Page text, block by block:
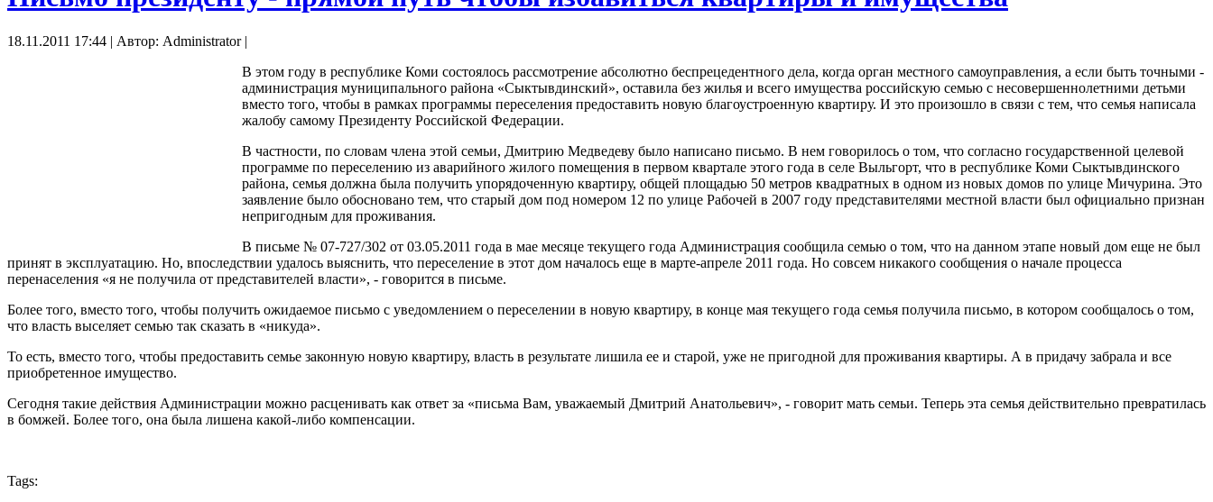
18.11.2011 17:44 | Автор: Administrator |
В этом году в республике Коми состоялось рассмотрение абсолютно беспрецедентного дела, когда орган местного самоуправления, а если быть точными -
администрация муниципального района «Сыктывдинский», оставила без жилья и всего имущества российскую семью с несовершеннолетними детьми
вместо того, чтобы в рамках программы переселения предоставить новую благоустроенную квартиру. И это произошло в связи с тем, что семья написала
жалобу самому Президенту Российской Федерации.
В частности, по словам члена этой семьи, Дмитрию Медведеву было написано письмо. В нем говорилось о том, что согласно государственной целевой
программе по переселению из аварийного жилого помещения в первом квартале этого года в селе Выльгорт, что в республике Коми Сыктывдинского
района, семья должна была получить упорядоченную квартиру, общей площадью 50 метров квадратных в одном из новых домов по улице Мичурина. Это
заявление было обосновано тем, что старый дом под номером 12 по улице Рабочей в 2007 году представителями местной власти был официально признан
непригодным для проживания.
В письме № 07-727/302 от 03.05.2011 года в мае месяце текущего года Администрация сообщила семью о том, что на данном этапе новый дом еще не был
принят в эксплуатацию. Но, впоследствии удалось выяснить, что переселение в этот дом началось еще в марте-апреле 2011 года. Но совсем никакого сообщения о начале процесса
перенаселения «я не получила от представителей власти», - говорится в письме.
Более того, вместо того, чтобы получить ожидаемое письмо с уведомлением о переселении в новую квартиру, в конце мая текущего года семья получила письмо, в котором сообщалось о том,
что власть выселяет семью так сказать в «никуда».
То есть, вместо того, чтобы предоставить семье законную новую квартиру, власть в результате лишила ее и старой, уже не пригодной для проживания квартиры. А в придачу забрала и все
приобретенное имущество.
Сегодня такие действия Администрации можно расценивать как ответ за «письма Вам, уважаемый Дмитрий Анатольевич», - говорит мать семьи. Теперь эта семья действительно превратилась
в бомжей. Более того, она была лишена какой-либо компенсации.
Tags: